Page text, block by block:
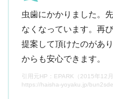
虫歯にかかりました。
なくなっています。再
提案して頂けたのがあ
からも安心できます。
引用元HP：EPARK（2015年12月
https://haisha-yoyaku.jp/